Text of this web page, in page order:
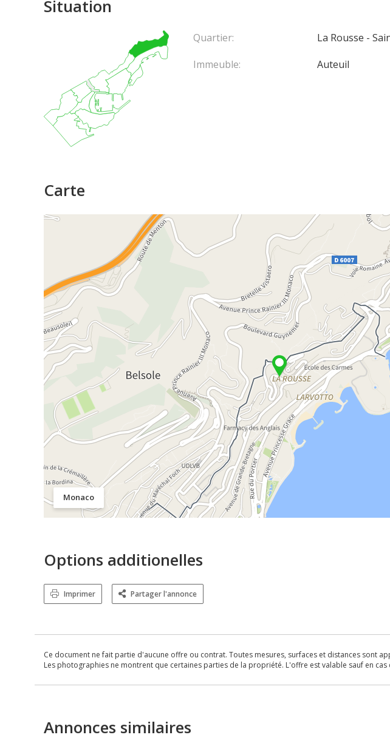
Situation
Quartier:
La Rousse -
Immeuble:
Auteuil
Carte
Monaco
Options additionelles
Imprimer Partager l'annonce
Ce document ne fait partie d'aucune offre ou contrat. Toutes mesures, surfaces et distances sont
Les photographies ne montrent que certaines parties de la propriété. L'offre est valable sauf en
Annonces similaires